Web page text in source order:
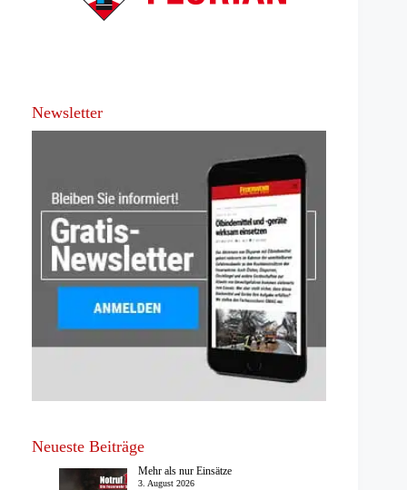
Newsletter
Neueste Beiträge
Mehr als nur Einsätze
3. August 2026